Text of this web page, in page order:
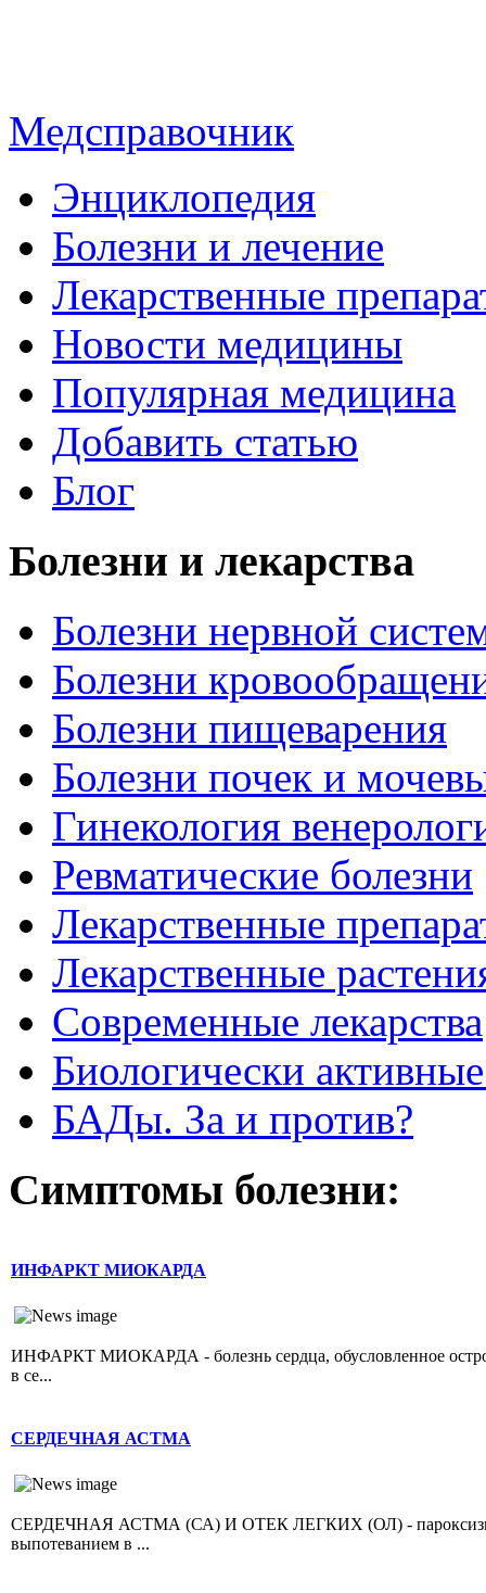
Медсправочник
Энциклопедия
Болезни и лечение
Лекарственные
Новости медицины
Популярная медицина
Добавить статью
Блог
Болезни и лекарства
Болезни нервной
Болезни
Болезни пищеварения
Болезни почек и
Гинекология
Ревматические болезни
Лекарственные
Лекарственные
Современные лекарства
Биологически
БАДы. За и против?
Симптомы болезни:
ИНФАРКТ МИОКАРДА
ИНФАРКТ МИОКАРДА - болезнь сердца, обусловленное острой
в се...
СЕРДЕЧНАЯ АСТМА
СЕРДЕЧНАЯ АСТМА (СА) И ОТЕК ЛЕГКИХ (ОЛ) -
выпотеванием в ...